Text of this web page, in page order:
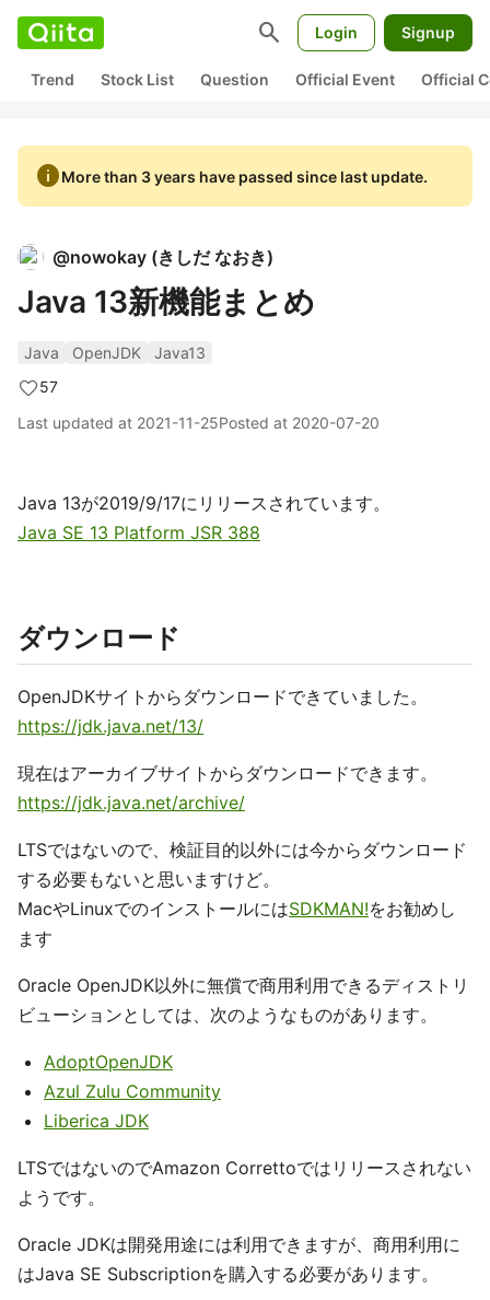
search Login Signup
Trend Stock List Question Official Event Official
infoMore than 3 years have passed since last update.
@nowokay (きしだ なおき)
Java 13新機能まとめ
Java OpenJDK
Java13
57
Last updated at 2021-11-25Posted at 2020-07-20
Java 13が2019/9/17にリリースされています。
Java SE 13 Platform JSR 388
ダウンロード
OpenJDKサイトからダウンロードできていました。
https://jdk.java.net/13/
現在はアーカイブサイトからダウンロードできます。
https://jdk.java.net/archive/
LTSではないので、検証目的以外には今からダウンロード
する必要もないと思いますけど。
MacやLinuxでのインストールにはSDKMAN!をお勧めし
ます
Oracle OpenJDK以外に無償で商用利用できるディストリ
ビューションとしては、次のようなものがあります。
AdoptOpenJDK
Azul Zulu Community
Liberica JDK
LTSではないのでAmazon Correttoではリリースされない
ようです。
Oracle JDKは開発用途には利用できますが、商用利用に
はJava SE Subscriptionを購入する必要があります。